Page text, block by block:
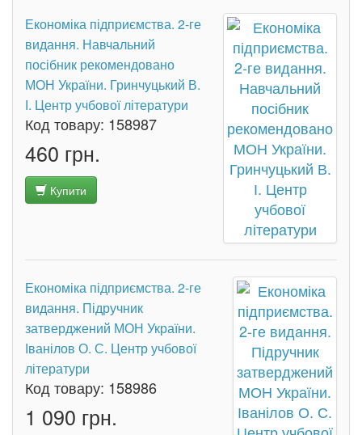
Економіка підприємства. 2-ге
видання. Навчальний
посібник рекомендовано
МОН України. Гринчуцький В.
І. Центр учбової літератури
Код товару: 158987
460 грн.
Купити
Економіка підприємства. 2-ге
видання. Підручник
затверджений МОН України.
Іванілов О. С. Центр учбової
літератури
Код товару: 158986
1 090 грн.